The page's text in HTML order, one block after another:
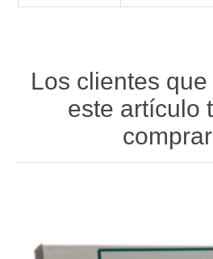
Los clientes
este artículo